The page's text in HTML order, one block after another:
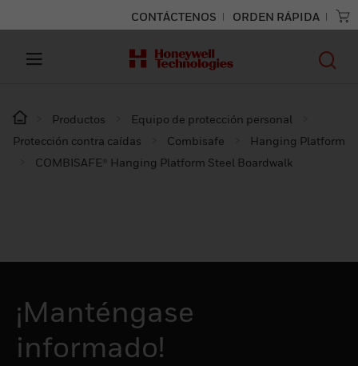
CONTÁCTENOS ORDEN RÁPIDA
Productos
Equipo de protección personal
Protección contra caídas
Combisafe
Hanging Platform
COMBISAFE® Hanging Platform Steel Boardwalk
¡Manténgase
informado!